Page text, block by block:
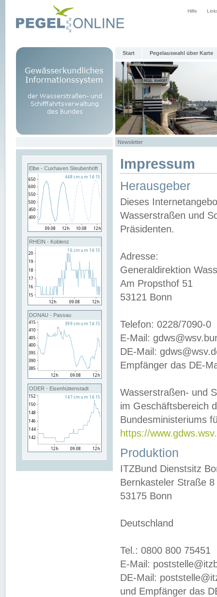
Hilfe
Start Pegelauswahl über Karte
Newsletter
Elbe - Cuxhaven Steubenhöft
RHEIN - Koblenz
DONAU - Passau
ODER - Eisenhüttenstadt
Impressum
Herausgeber
Dieses
Wasserstraßen und
Präsidenten.
Adresse:
Generaldirektion
Am Propsthof 51
53121 Bonn
Telefon: 0228/7090-0
E-Mail:
DE-Mail:
Empfänger das DE-
Wasserstraßen- und
im Geschäftsbereich
Bundesministeriums
https://
Produktion
ITZBund Dienstsitz
Bernkasteler Straße 8
53175 Bonn
Deutschland
Tel.: 0800 800 75451
E-Mail:
DE-Mail:
und Empfänger das